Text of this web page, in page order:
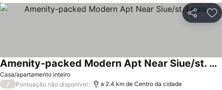
Partilhar
Casa/apartamento inteiro
Amenity-packed Modern Apt Near Siue/st. Louis
Ver preços
/ Pontuação não disponível a 2.4 km de Centro da cidade